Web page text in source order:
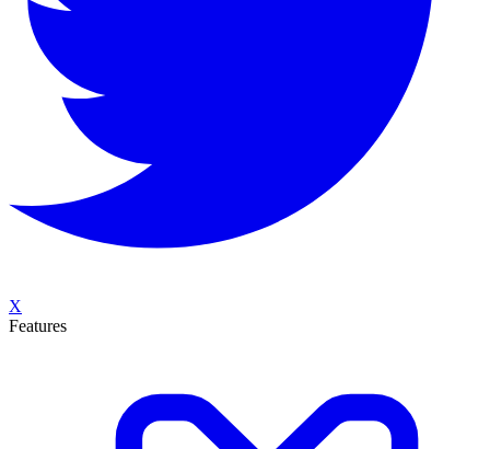
X
Features